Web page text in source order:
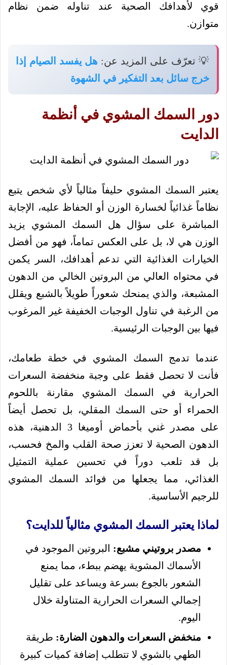
قوي لأهدافك الصحية عند تناوله ضمن نظام
متوازن.
💡 تعرّف على المزيد عن: هل يفسد الصيام إذا
خرج سائل بعد التفكير في الشهوة
دور السمك المشوي في أنظمة
الدايت
يعتبر السمك المشوي حليفاً مثالياً لأي شخص يتبع
نظاماً غذائياً لخسارة الوزن أو الحفاظ عليه، الإجابة
المباشرة على سؤال هل السمك المشوي يزيد
الوزن هي لا، بل على العكس تماماً، فهو من أفضل
الخيارات الغذائية التي تدعم أهدافك، السر يكمن
في محتواه العالي من البروتين الخالي من الدهون
المشبعة، والذي يمنحك شعوراً طويلاً بالشبع ويقلل
من الرغبة في تناول الوجبات الخفيفة غير المرغوب
فيها بين الوجبات الرئيسية.
عندما تدمج السمك المشوي في خطة طعامك،
فأنت لا تحصل فقط على وجبة منخفضة السعرات
الحرارية في السمك المشوي مقارنة باللحوم
الحمراء أو حتى السمك المقلي، بل تحصل أيضاً
على مصدر غني بأحماض أوميغا 3 الدهنية، هذه
الدهون الصحية لا تعزز صحة القلب والمخ فحسب،
بل قد تلعب دوراً في تحسين عملية التمثيل
الغذائي، مما يجعلها من فوائد السمك المشوي
للرجيم الأساسية.
لماذا يعتبر السمك المشوي مثالياً للدايت؟
مصدر بروتيني مشبع: البروتين الموجود في
الأسماك المشوية يهضم ببطء، مما يمنع
الشعور بالجوع بسرعة ويساعد على تقليل
إجمالي السعرات الحرارية المتناولة خلال
اليوم.
منخفض السعرات والدهون الضارة: طريقة
الطهي بالشوي لا تتطلب إضافة كميات كبيرة